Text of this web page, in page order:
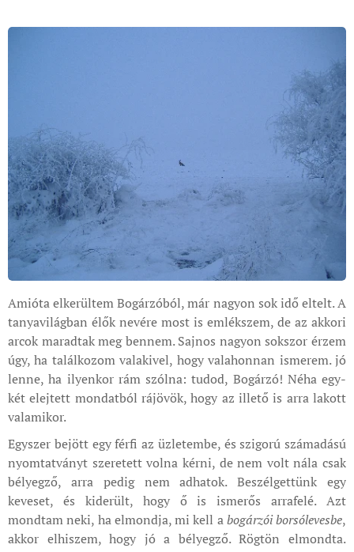
Amióta elkerültem Bogárzóból, már nagyon sok idő eltelt. A
tanyavilágban élők nevére most is emlékszem, de az akkori
arcok maradtak meg bennem. Sajnos nagyon sokszor érzem
úgy, ha találkozom valakivel, hogy valahonnan ismerem. jó
lenne, ha ilyenkor rám szólna: tudod, Bogárzó! Néha egy-
két elejtett mondatból rájövök, hogy az illető is arra lakott
valamikor.
Egyszer bejött egy férfi az üzletembe, és szigorú számadású
nyomtatványt szeretett volna kérni, de nem volt nála csak
bélyegző, arra pedig nem adhatok. Beszélgettünk egy
keveset, és kiderült, hogy ő is ismerős arrafelé. Azt
mondtam neki, ha elmondja, mi kell abogárzói borsólevesbe,
akkor elhiszem, hogy jó a bélyegző. Rögtön elmondta.